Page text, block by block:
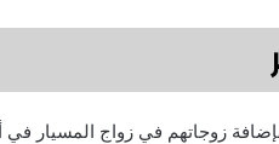
زوجاتهم في زواج المسيار في